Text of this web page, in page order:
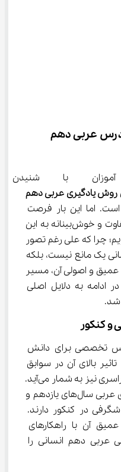
عربی دهم
با
روش یادگیری عربی دهم
همراه با آن‌ها است. اما این بار فرصت
مناسبی می‌باشد که با نگاهی متفاوت و خوش‌بینانه به این
بنگریم؛ چرا که علی رغم تصور
یک مانع نیست، بلکه
عمیق و اصولی آن، مسیر
ادامه به دلایل اصلی
شد.
و کنکور
تخصصی برای دانش
بالای آن در سوابق
تحصیلی، از منابع اصلی کنکور سراسری نیز به شمار می‌آید.
از طرفی نیز این درس پایه‌ای برای عربی سال‌های یازدهم و
در کنکور دارند.
آن با راهکارهای
دهم انسانی را